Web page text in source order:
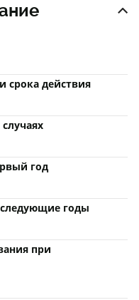
срока действия
год
годы
при